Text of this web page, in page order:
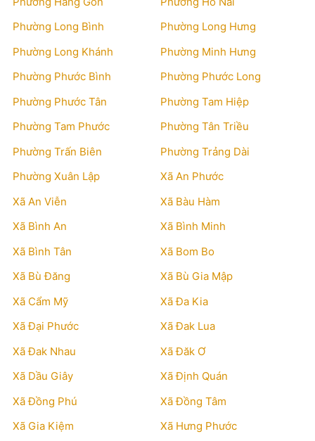
Phường Long Bình
Phường Long Hưng
Phường Long Khánh
Phường Minh Hưng
Phường Phước Bình
Phường Phước Long
Phường Phước Tân
Phường Tam Hiệp
Phường Tam Phước
Phường Tân Triều
Phường Trấn Biên
Phường Trảng Dài
Phường Xuân Lập
Xã An Phước
Xã An Viễn
Xã Bàu Hàm
Xã Bình An
Xã Bình Minh
Xã Bình Tân
Xã Bom Bo
Xã Bù Đăng
Xã Bù Gia Mập
Xã Cẩm Mỹ
Xã Đa Kia
Xã Đại Phước
Xã Đak Lua
Xã Đak Nhau
Xã Đăk Ơ
Xã Dầu Giây
Xã Định Quán
Xã Đồng Phú
Xã Đồng Tâm
Xã Gia Kiệm
Xã Hưng Phước